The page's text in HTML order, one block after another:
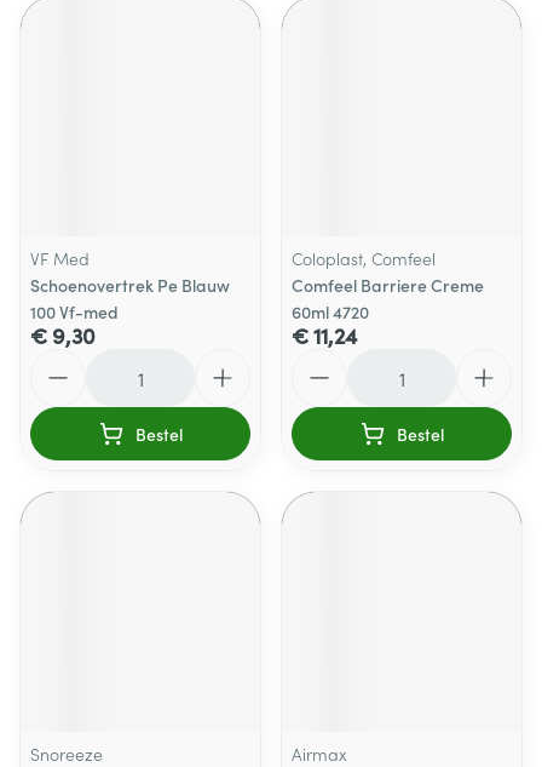
VF Med
Schoenovertrek Pe Blauw
100 Vf-med
€ 9,30
Bestel
Coloplast, Comfeel
Comfeel Barriere Creme
60ml 4720
€ 11,24
Bestel
Snoreeze
Airmax